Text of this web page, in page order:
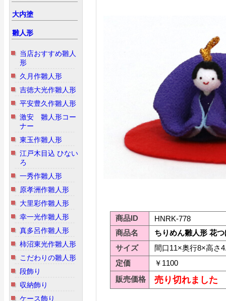
大内塗
雛人形
当店おすすめ雛人
形
久月作雛人形
吉徳大光作雛人形
平安豊久作雛人形
激安 雛人形コー
ナー
東玉作雛人形
江戸木目込 ひない
ろ
一秀作雛人形
原孝洲作雛人形
大里彩作雛人形
幸一光作雛人形
真多呂作雛人形
柿沼東光作雛人形
こだわりの雛人形
段飾り
収納飾り
ケース飾り
商品ID
HNRK-778
商品名
ちりめん雛人形 花
サイズ
間口11×奥行8×高さ
定価
￥1100
販売価格
売り切れました